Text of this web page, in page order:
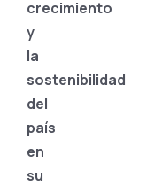
crecimiento
y
la
sostenibilidad
del
país
en
su